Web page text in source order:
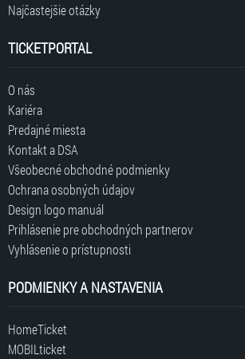
Najčastejšie otázky
TICKETPORTAL
O nás
Kariéra
Predajné miesta
Kontakt a DSA
Všeobecné obchodné podmienky
Ochrana osobných údajov
Design logo manuál
Prihlásenie pre obchodných partnerov
Vyhlásenie o prístupnosti
PODMIENKY A NASTAVENIA
HomeTicket
MOBILticket